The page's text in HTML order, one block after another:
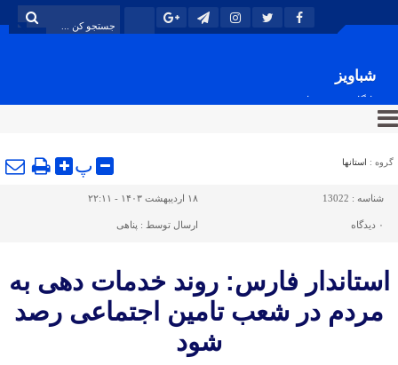
شباویز
پایگاه خبری شباویز
گروه : استانها پ
شناسه : 13022 ۱۸ اردیبهشت ۱۴۰۳ - ۲۲:۱۱
۰ دیدگاه ارسال توسط : پناهی
استاندار فارس: روند خدمات دهی به
مردم در شعب تامین اجتماعی رصد
شود